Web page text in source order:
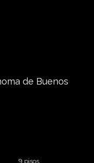
de Buenos
9 pisos